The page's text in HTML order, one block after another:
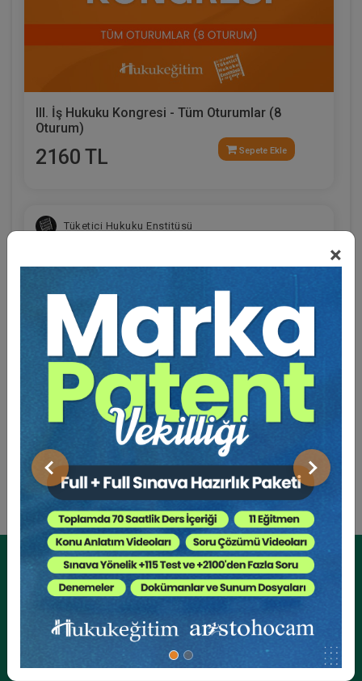
×
Önceki Sonraki
III. İş Hukuku Kongresi - Tüm Oturumlar (8
Oturum)
2160 TL Sepete Ekle
Tüketici Hukuku Enstitüsü
İşçilik Alacakları ve Tazminatları - 1 - III. İş
Hukuku Kongresi - VII. Oturum
360 TL Sepete Ekle
Tüketici Hukuku Enstitüsü
Eğitmen Hakkında
Sosyal Medya
Kurumsal Üyelikler İçin
Kurumsal Teklif Alın